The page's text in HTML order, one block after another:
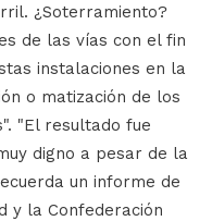
¿Soterramiento?
de las vías con el fin
instalaciones en la
o matización de los
"El resultado fue
digno a pesar de la
un informe de
y la Confederación